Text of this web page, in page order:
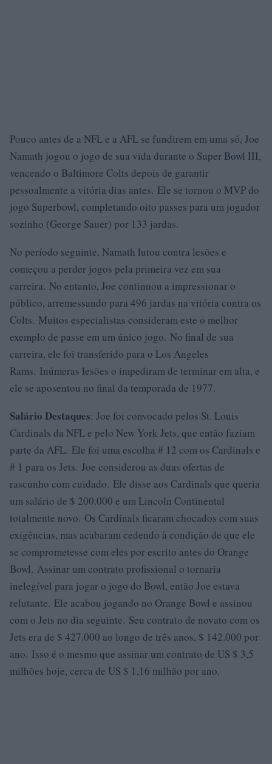
Pouco antes de a NFL e a AFL se fundirem em uma só, Joe
Namath jogou o jogo de sua vida durante o Super Bowl III,
vencendo o Baltimore Colts depois de garantir
pessoalmente a vitória dias antes. Ele se tornou o MVP do
jogo Superbowl, completando oito passes para um jogador
sozinho (George Sauer) por 133 jardas.
No período seguinte, Namath lutou contra lesões e
começou a perder jogos pela primeira vez em sua
carreira. No entanto, Joe continuou a impressionar o
público, arremessando para 496 jardas na vitória contra os
Colts. Muitos especialistas consideram este o melhor
exemplo de passe em um único jogo. No final de sua
carreira, ele foi transferido para o Los Angeles
Rams. Inúmeras lesões o impediram de terminar em alta, e
ele se aposentou no final da temporada de 1977.
Salário Destaques: Joe foi convocado pelos St. Louis
Cardinals da NFL e pelo New York Jets, que então faziam
parte da AFL. Ele foi uma escolha # 12 com os Cardinals e
# 1 para os Jets. Joe considerou as duas ofertas de
rascunho com cuidado. Ele disse aos Cardinals que queria
um salário de $ 200.000 e um Lincoln Continental
totalmente novo. Os Cardinals ficaram chocados com suas
exigências, mas acabaram cedendo à condição de que ele
se comprometesse com eles por escrito antes do Orange
Bowl. Assinar um contrato profissional o tornaria
inelegível para jogar o jogo do Bowl, então Joe estava
relutante. Ele acabou jogando no Orange Bowl e assinou
com o Jets no dia seguinte. Seu contrato de novato com os
Jets era de $ 427.000 ao longo de três anos, $ 142.000 por
ano. Isso é o mesmo que assinar um contrato de US $ 3,5
milhões hoje, cerca de US $ 1,16 milhão por ano.